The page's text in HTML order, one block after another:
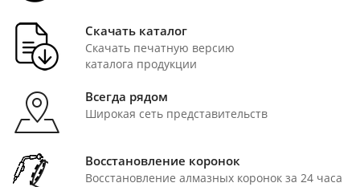
Скачать каталог
Скачать печатную версию
каталога продукции
Всегда рядом
Широкая сеть представительств
Восстановление коронок
Восстановление алмазных коронок за 24 часа